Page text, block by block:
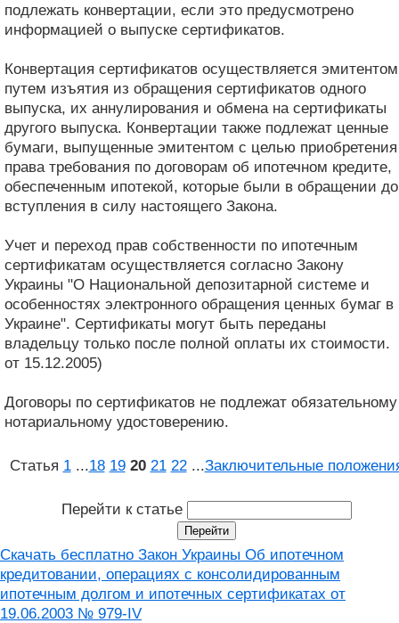
подлежать конвертации, если это предусмотрено
информацией о выпуске сертификатов.
Конвертация сертификатов осуществляется эмитентом
путем изъятия из обращения сертификатов одного
выпуска, их аннулирования и обмена на сертификаты
другого выпуска. Конвертации также подлежат ценные
бумаги, выпущенные эмитентом с целью приобретения
права требования по договорам об ипотечном кредите,
обеспеченным ипотекой, которые были в обращении до
вступления в силу настоящего Закона.
Учет и переход прав собственности по ипотечным
сертификатам осуществляется согласно Закону
Украины "О Национальной депозитарной системе и
особенностях электронного обращения ценных бумаг в
Украине". Сертификаты могут быть переданы
владельцу только после полной оплаты их стоимости.
от 15.12.2005)
Договоры по сертификатов не подлежат обязательному
нотариальному удостоверению.
Статья 1 ...18 19 20 21 22 ...Заключительные
Перейти к статье
Скачать бесплатно Закон Украины Об ипотечном
кредитовании, операциях с консолидированным
ипотечным долгом и ипотечных сертификатах от
19.06.2003 № 979-IV